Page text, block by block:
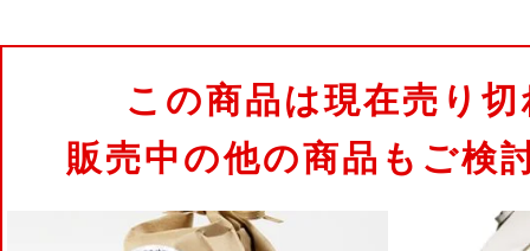
この商品は現在売り
販売中の他の商品もご検